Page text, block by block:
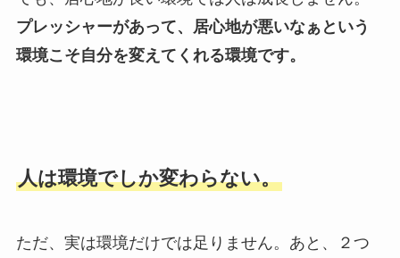
プレッシャーがあって、居心地が悪いなぁという
環境こそ自分を変えてくれる環境です。
人は環境でしか変わらない。
ただ、実は環境だけでは足りません。あと、２つ